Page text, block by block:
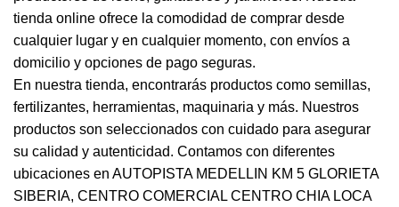
tienda online ofrece la comodidad de comprar desde
cualquier lugar y en cualquier momento, con envíos a
domicilio y opciones de pago seguras.
En nuestra tienda, encontrarás productos como semillas,
fertilizantes, herramientas, maquinaria y más. Nuestros
productos son seleccionados con cuidado para asegurar
su calidad y autenticidad. Contamos con diferentes
ubicaciones en AUTOPISTA MEDELLIN KM 5 GLORIETA
SIBERIA, CENTRO COMERCIAL CENTRO CHIA LOCA